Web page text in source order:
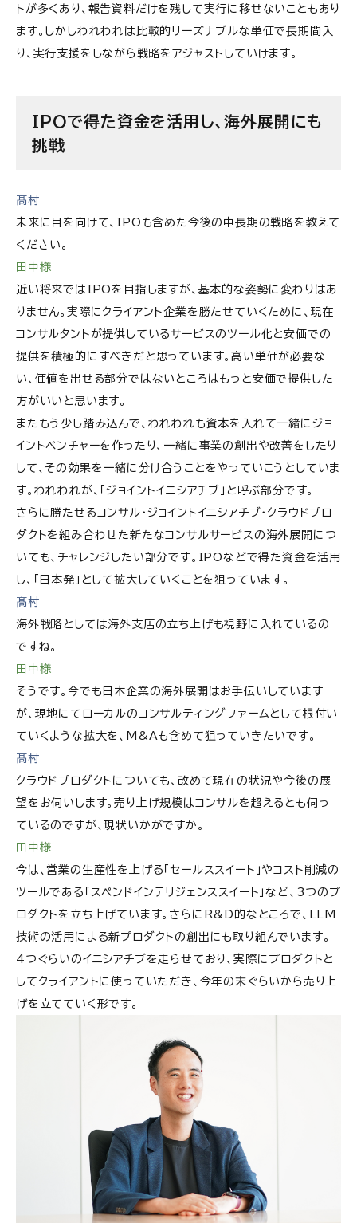
トが多くあり、報告資料だけを残して実行に移せないこともあり
ます。しかしわれわれは比較的リーズナブルな単価で長期間入
り、実行支援をしながら戦略をアジャストしていけます。
IPOで得た資金を活用し、海外展開にも
挑戦
髙村
未来に目を向けて、IPOも含めた今後の中長期の戦略を教えて
ください。
田中様
近い将来ではIPOを目指しますが、基本的な姿勢に変わりはあ
りません。実際にクライアント企業を勝たせていくために、現在
コンサルタントが提供しているサービスのツール化と安価での
提供を積極的にすべきだと思っています。高い単価が必要な
い、価値を出せる部分ではないところはもっと安価で提供した
方がいいと思います。
またもう少し踏み込んで、われわれも資本を入れて一緒にジョ
イントベンチャーを作ったり、一緒に事業の創出や改善をしたり
して、その効果を一緒に分け合うことをやっていこうとしていま
す。われわれが、「ジョイントイニシアチブ」と呼ぶ部分です。
さらに勝たせるコンサル・ジョイントイニシアチブ・クラウドプロ
ダクトを組み合わせた新たなコンサルサービスの海外展開につ
いても、チャレンジしたい部分です。IPOなどで得た資金を活用
し、「日本発」として拡大していくことを狙っています。
髙村
海外戦略としては海外支店の立ち上げも視野に入れているの
ですね。
田中様
そうです。今でも日本企業の海外展開はお手伝いしています
が、現地にてローカルのコンサルティングファームとして根付い
ていくような拡大を、M&Aも含めて狙っていきたいです。
髙村
クラウドプロダクトについても、改めて現在の状況や今後の展
望をお伺いします。売り上げ規模はコンサルを超えるとも伺っ
ているのですが、現状いかがですか。
田中様
今は、営業の生産性を上げる「セールススイート」やコスト削減の
ツールである「スペンドインテリジェンススイート」など、3つのプ
ロダクトを立ち上げています。さらにR&D的なところで、LLM
技術の活用による新プロダクトの創出にも取り組んでいます。
4つぐらいのイニシアチブを走らせており、実際にプロダクトと
してクライアントに使っていただき、今年の末ぐらいから売り上
げを立てていく形です。